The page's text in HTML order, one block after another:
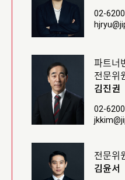
02-
파트너
전문위
김진권
02-
전문위
김윤서